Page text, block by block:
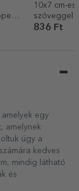
10x7 cm-
szöveggel
szabott
836 Ft
egy
amelynek
úgy a
kedves
mindig látható
és